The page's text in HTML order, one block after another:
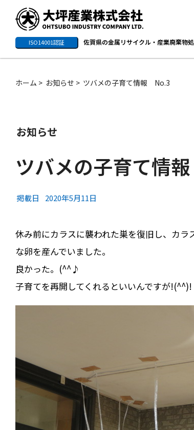
ISO14001認証 佐賀県の金属リサイクル・産業廃棄物
ホーム お知らせ ツバメの子育て情報 No.3
お知らせ
ツバメの子育て情
掲載日 2020年5月11日
休み前にカラスに襲われた巣を復旧し、カ
な卵を産んでいました。
良かった。(^^♪
子育てを再開してくれるといいんですが!(^^)!